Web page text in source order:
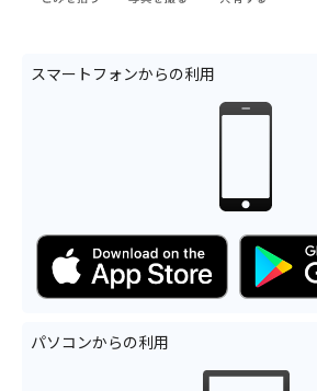
スマートフォンからの利用
パソコンからの利用